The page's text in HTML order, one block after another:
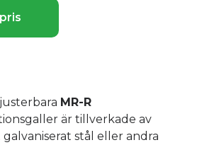
justerbara MR-R
är tillverkade av
stål eller andra